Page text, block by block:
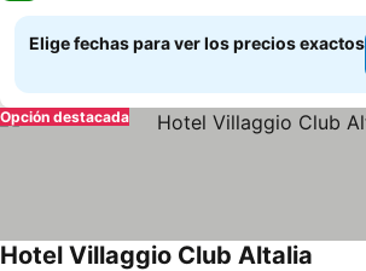
Elige fechas para ver los precios exactos
Opción destacada
Hotel Villaggio Club Altalia